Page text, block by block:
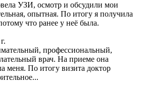
УЗИ, осмотр и обсудили мои
опытная. По итогу я получила
что ранее у неё была.
профессиональный,
врач. На приеме она
меня. По итогу визита доктор